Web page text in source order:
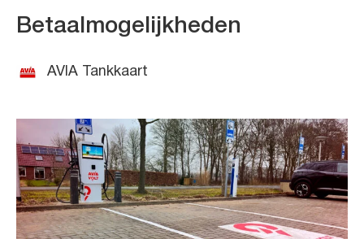
Betaalmogelijkheden
AVIA Tankkaart